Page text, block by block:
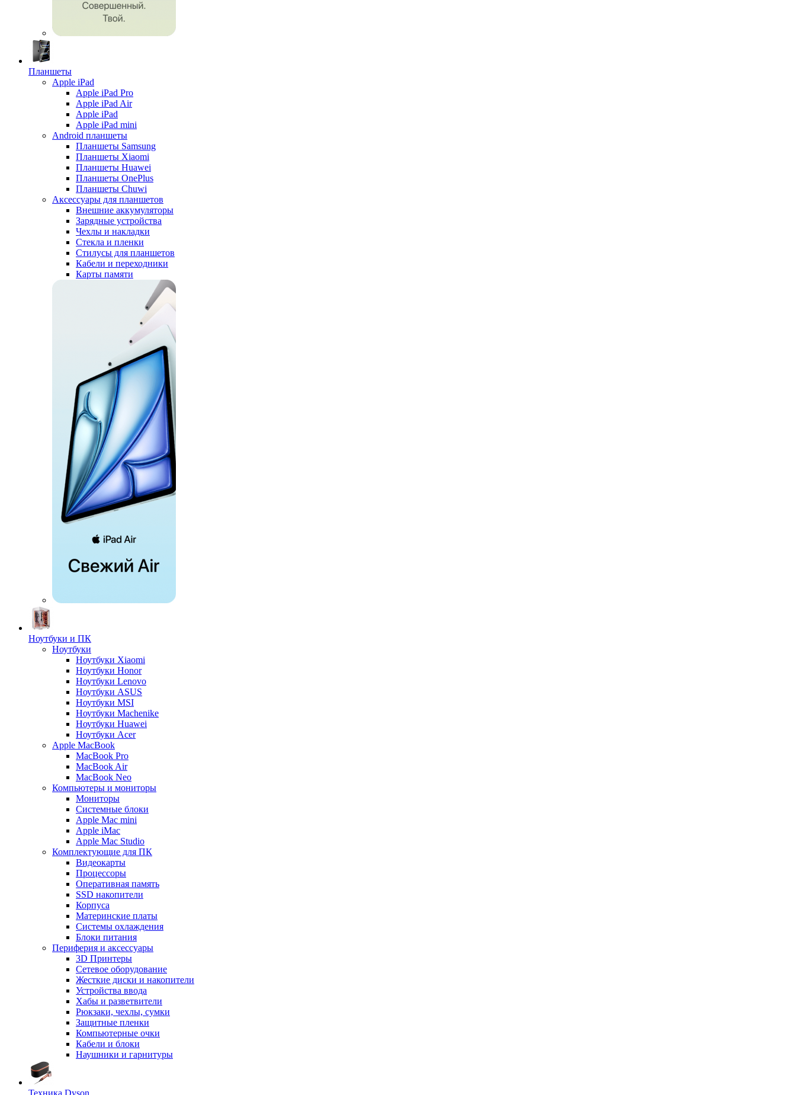
Планшеты
Apple iPad
Apple iPad Pro
Apple iPad Air
Apple iPad
Apple iPad mini
Android планшеты
Планшеты Samsung
Планшеты Xiaomi
Планшеты Huawei
Планшеты OnePlus
Планшеты Chuwi
Аксессуары для планшетов
Внешние аккумуляторы
Зарядные устройства
Чехлы и накладки
Стекла и пленки
Стилусы для планшетов
Кабели и переходники
Карты памяти
Ноутбуки и ПК
Ноутбуки
Ноутбуки Xiaomi
Ноутбуки Honor
Ноутбуки Lenovo
Ноутбуки ASUS
Ноутбуки MSI
Ноутбуки Machenike
Ноутбуки Huawei
Ноутбуки Acer
Apple MacBook
MacBook Pro
MacBook Air
MacBook Neo
Компьютеры и мониторы
Мониторы
Системные блоки
Apple Mac mini
Apple iMac
Apple Mac Studio
Комплектующие для ПК
Видеокарты
Процессоры
Оперативная память
SSD накопители
Корпуса
Материнские платы
Системы охлаждения
Блоки питания
Периферия и аксессуары
3D Принтеры
Сетевое оборудование
Жесткие диски и накопители
Устройства ввода
Хабы и разветвители
Рюкзаки, чехлы, сумки
Защитные пленки
Компьютерные очки
Кабели и блоки
Наушники и гарнитуры
Техника Dyson